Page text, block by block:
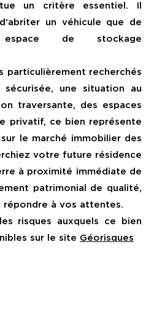
un critère essentiel. Il
un véhicule que de
de stockage
particulièrement recherchés
une situation au
traversante, des espaces
privatif, ce bien représente
le marché immobilier des
votre future résidence
à proximité immédiate de
patrimonial de qualité,
répondre à vos attentes.
risques auxquels ce bien
sur le site Géorisques